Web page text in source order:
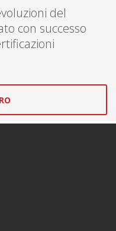
del
con successo